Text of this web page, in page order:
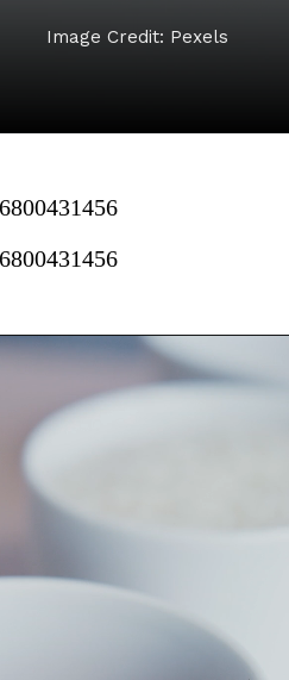
Image Credit: Pexels